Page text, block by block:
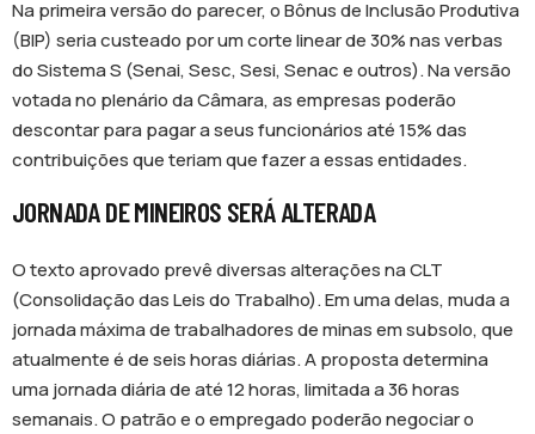
Na primeira versão do parecer, o Bônus de Inclusão Produtiva
(BIP) seria custeado por um corte linear de 30% nas verbas
do Sistema S (Senai, Sesc, Sesi, Senac e outros). Na versão
votada no plenário da Câmara, as empresas poderão
descontar para pagar a seus funcionários até 15% das
contribuições que teriam que fazer a essas entidades.
JORNADA DE MINEIROS SERÁ ALTERADA
O texto aprovado prevê diversas alterações na CLT
(Consolidação das Leis do Trabalho). Em uma delas, muda a
jornada máxima de trabalhadores de minas em subsolo, que
atualmente é de seis horas diárias. A proposta determina
uma jornada diária de até 12 horas, limitada a 36 horas
semanais. O patrão e o empregado poderão negociar o